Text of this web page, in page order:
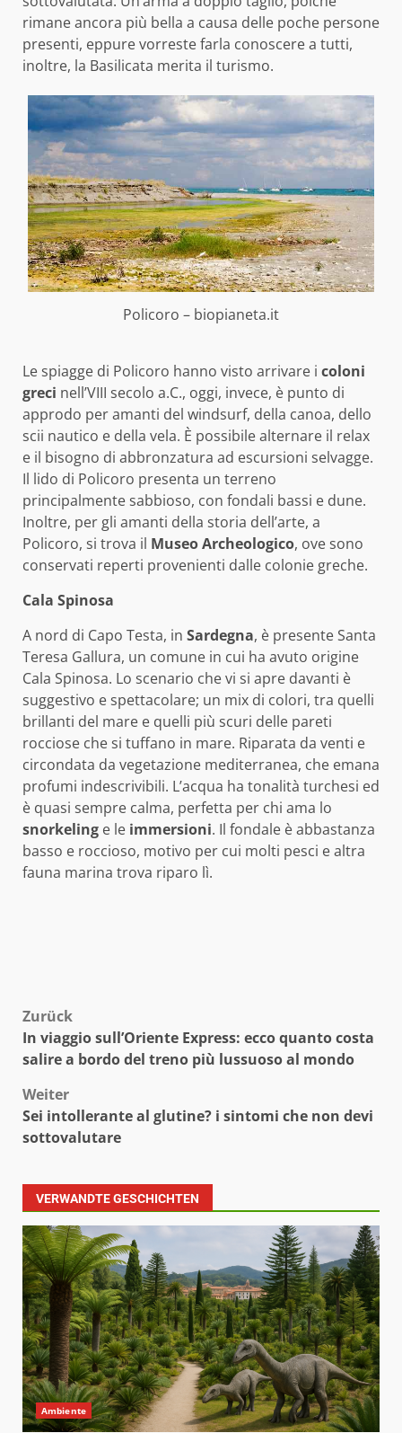
rimane ancora più bella a causa delle poche persone
presenti, eppure vorreste farla conoscere a tutti,
inoltre, la Basilicata merita il turismo.
Policoro – biopianeta.it
Le spiagge di Policoro hanno visto arrivare i coloni
greci nell’VIII secolo a.C., oggi, invece, è punto di
approdo per amanti del windsurf, della canoa, dello
scii nautico e della vela. È possibile alternare il relax
e il bisogno di abbronzatura ad escursioni selvagge.
Il lido di Policoro presenta un terreno
principalmente sabbioso, con fondali bassi e dune.
Inoltre, per gli amanti della storia dell’arte, a
Policoro, si trova il Museo Archeologico, ove sono
conservati reperti provenienti dalle colonie greche.
Cala Spinosa
A nord di Capo Testa, in Sardegna, è presente Santa
Teresa Gallura, un comune in cui ha avuto origine
Cala Spinosa. Lo scenario che vi si apre davanti è
suggestivo e spettacolare; un mix di colori, tra quelli
brillanti del mare e quelli più scuri delle pareti
rocciose che si tuffano in mare. Riparata da venti e
circondata da vegetazione mediterranea, che emana
profumi indescrivibili. L’acqua ha tonalità turchesi ed
è quasi sempre calma, perfetta per chi ama lo
snorkeling e le immersioni. Il fondale è abbastanza
basso e roccioso, motivo per cui molti pesci e altra
fauna marina trova riparo lì.
Beitragsnavigation
Zurück
In viaggio sull’Oriente Express: ecco quanto costa
salire a bordo del treno più lussuoso al mondo
Weiter
Sei intollerante al glutine? i sintomi che non devi
sottovalutare
VERWANDTE GESCHICHTEN
Ambiente